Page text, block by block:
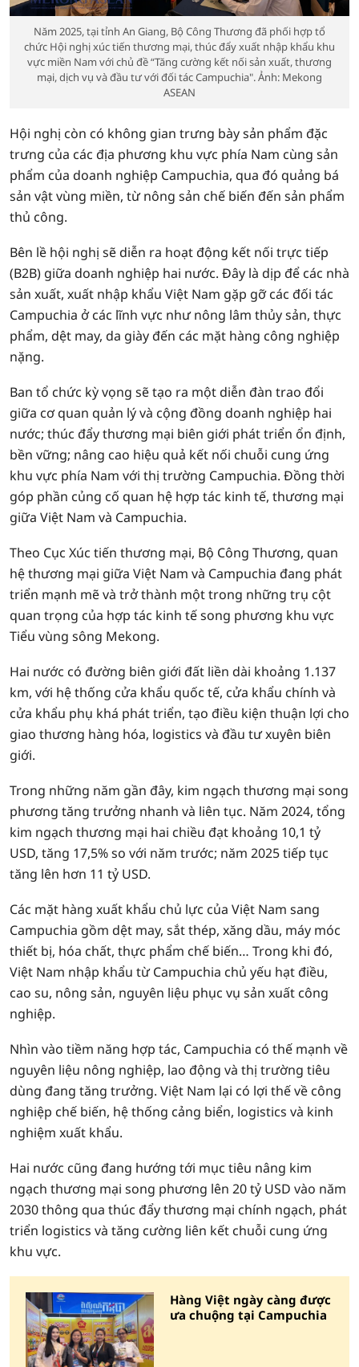
Năm 2025, tại tỉnh An Giang, Bộ Công Thương đã phối hợp tổ
chức Hội nghị xúc tiến thương mại, thúc đẩy xuất nhập khẩu khu
vực miền Nam với chủ đề “Tăng cường kết nối sản xuất, thương
mại, dịch vụ và đầu tư với đối tác Campuchia". Ảnh: Mekong
ASEAN
Hội nghị còn có không gian trưng bày sản phẩm đặc
trưng của các địa phương khu vực phía Nam cùng sản
phẩm của doanh nghiệp Campuchia, qua đó quảng bá
sản vật vùng miền, từ nông sản chế biến đến sản phẩm
thủ công.
Bên lề hội nghị sẽ diễn ra hoạt động kết nối trực tiếp
(B2B) giữa doanh nghiệp hai nước. Đây là dịp để các nhà
sản xuất, xuất nhập khẩu Việt Nam gặp gỡ các đối tác
Campuchia ở các lĩnh vực như nông lâm thủy sản, thực
phẩm, dệt may, da giày đến các mặt hàng công nghiệp
nặng.
Ban tổ chức kỳ vọng sẽ tạo ra một diễn đàn trao đổi
giữa cơ quan quản lý và cộng đồng doanh nghiệp hai
nước; thúc đẩy thương mại biên giới phát triển ổn định,
bền vững; nâng cao hiệu quả kết nối chuỗi cung ứng
khu vực phía Nam với thị trường Campuchia. Đồng thời
góp phần củng cố quan hệ hợp tác kinh tế, thương mại
giữa Việt Nam và Campuchia.
Theo Cục Xúc tiến thương mại, Bộ Công Thương, quan
hệ thương mại giữa Việt Nam và Campuchia đang phát
triển mạnh mẽ và trở thành một trong những trụ cột
quan trọng của hợp tác kinh tế song phương khu vực
Tiểu vùng sông Mekong.
Hai nước có đường biên giới đất liền dài khoảng 1.137
km, với hệ thống cửa khẩu quốc tế, cửa khẩu chính và
cửa khẩu phụ khá phát triển, tạo điều kiện thuận lợi cho
giao thương hàng hóa, logistics và đầu tư xuyên biên
giới.
Trong những năm gần đây, kim ngạch thương mại song
phương tăng trưởng nhanh và liên tục. Năm 2024, tổng
kim ngạch thương mại hai chiều đạt khoảng 10,1 tỷ
USD, tăng 17,5% so với năm trước; năm 2025 tiếp tục
tăng lên hơn 11 tỷ USD.
Các mặt hàng xuất khẩu chủ lực của Việt Nam sang
Campuchia gồm dệt may, sắt thép, xăng dầu, máy móc
thiết bị, hóa chất, thực phẩm chế biến… Trong khi đó,
Việt Nam nhập khẩu từ Campuchia chủ yếu hạt điều,
cao su, nông sản, nguyên liệu phục vụ sản xuất công
nghiệp.
Nhìn vào tiềm năng hợp tác, Campuchia có thế mạnh về
nguyên liệu nông nghiệp, lao động và thị trường tiêu
dùng đang tăng trưởng. Việt Nam lại có lợi thế về công
nghiệp chế biến, hệ thống cảng biển, logistics và kinh
nghiệm xuất khẩu.
Hai nước cũng đang hướng tới mục tiêu nâng kim
ngạch thương mại song phương lên 20 tỷ USD vào năm
2030 thông qua thúc đẩy thương mại chính ngạch, phát
triển logistics và tăng cường liên kết chuỗi cung ứng
khu vực.
Hàng Việt ngày càng được
ưa chuộng tại Campuchia